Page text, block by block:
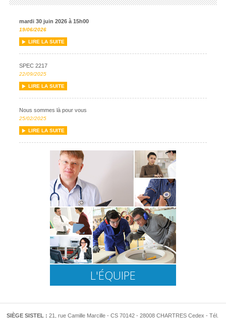
mardi 30 juin 2026 à 15h00
19/06/2026
LIRE LA SUITE
SPEC 2217
22/09/2025
LIRE LA SUITE
Nous sommes là pour vous
25/02/2025
LIRE LA SUITE
L'ÉQUIPE
SIÈGE SISTEL : 21, rue Camille Marcille - CS 70142 - 28008 CHARTRES Cedex - Tél.